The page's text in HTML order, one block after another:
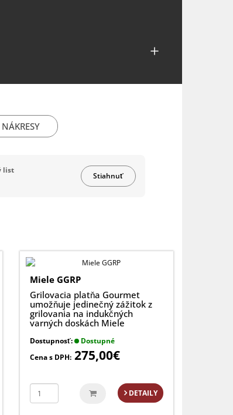
list
Stiahnuť
Miele GGRP
Grilovacia platňa Gourmet
umožňuje jedinečný zážitok z
grilovania na indukčných
varných doskách Miele
Dostupnosť:
Dostupné
Cena s DPH:275,00€
DETAILY